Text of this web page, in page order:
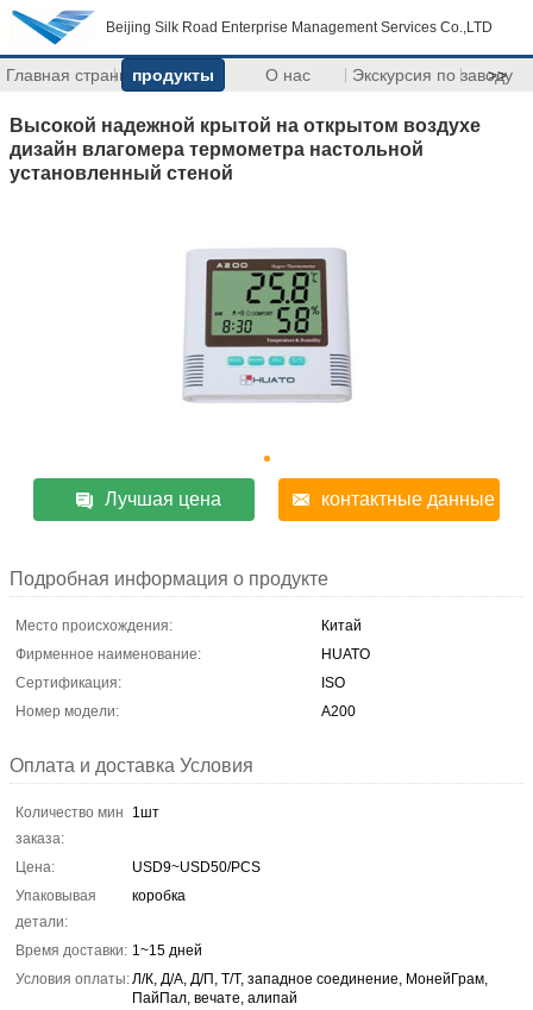
Beijing Silk Road Enterprise Management Services Co.,LTD
Главная страницапродукты О нас Экскурсия по заводу
>>
Высокой надежной крытой на открытом воздухе
дизайн влагомера термометра настольной
установленный стеной
Лучшая цена контактные данные
Подробная информация о продукте
Место происхождения:
Китай
Фирменное наименование:
HUATO
Сертификация:
ISO
Номер модели:
A200
Оплата и доставка Условия
Количество мин
заказа:
1шт
Цена:
USD9~USD50/PCS
Упаковывая
детали:
коробка
Время доставки: 1~15 дней
Условия оплаты:Л/К, Д/А, Д/П, Т/Т, западное соединение, МонейГрам,
ПайПал, вечате, алипай